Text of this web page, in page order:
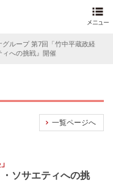
グループ 第7回「竹中平蔵政経
ィへの挑戦』開催
一覧ページへ
ソサエティへの挑